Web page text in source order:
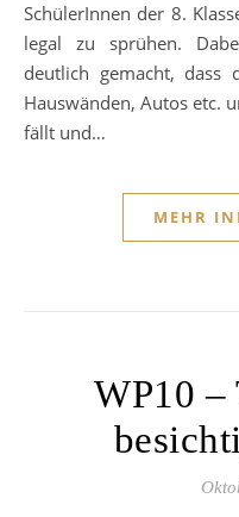
SchülerInnen der 8.
legal zu sprühen.
deutlich gemacht, dass
Hauswänden, Autos etc.
fällt und…
MEHR
WP10 –